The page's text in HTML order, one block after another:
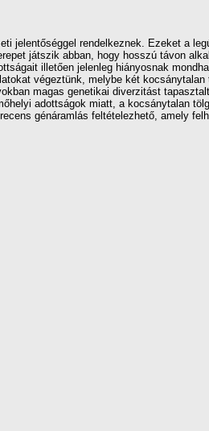
jelentőséggel rendelkeznek. Ezeket a
játszik abban, hogy hosszú távon
illetően jelenleg hiányosnak
végeztünk, melybe két
magas genetikai diverzitást
adottságok miatt, a kocsánytalan
génáramlás feltételezhető, amely